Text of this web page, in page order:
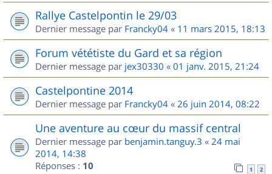
Rallye Castelpontin le 29/03
Dernier message par Francky04 « 11 mars 2015, 18:13
Forum vététiste du Gard et sa région
Dernier message par jex30330 « 01 janv. 2015, 21:24
Castelpontine 2014
Dernier message par Francky04 « 26 juin 2014, 08:22
Une aventure au cœur du massif central
Dernier message par benjamin.tanguy.3 « 24 mai
2014, 14:38
Réponses : 10 1 2